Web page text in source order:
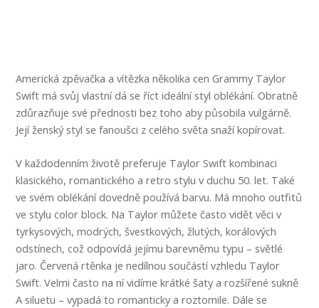
Americká zpěvačka a vítězka několika cen Grammy Taylor
Swift má svůj vlastní dá se říct ideální styl oblékání. Obratně
zdůrazňuje své přednosti bez toho aby působila vulgárně.
Její ženský styl se fanoušci z celého světa snaží kopírovat.
V každodenním životě preferuje Taylor Swift kombinaci
klasického, romantického a retro stylu v duchu 50. let. Také
ve svém oblékání dovedně používá barvu. Má mnoho outfitů
ve stylu color block. Na Taylor můžete často vidět věci v
tyrkysových, modrých, švestkových, žlutých, korálových
odstínech, což odpovídá jejímu barevněmu typu – světlé
jaro. Červená rtěnka je nedílnou součástí vzhledu Taylor
Swift. Velmi často na ní vidíme krátké šaty a rozšířené sukně
A siluetu – vypadá to romanticky a roztomile. Dále se